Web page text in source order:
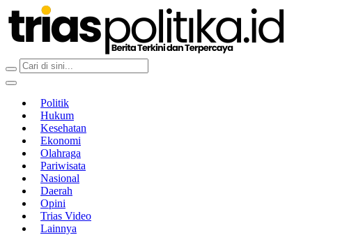
Berita Terkini & Terpercaya
Politik
Hukum
Kesehatan
Ekonomi
Olahraga
Pariwisata
Nasional
Daerah
Opini
Trias Video
Lainnya